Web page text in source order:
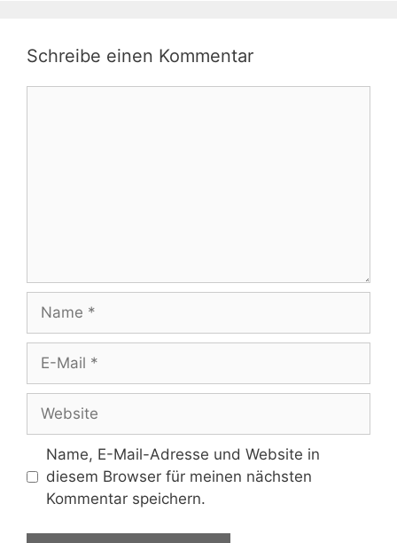
Schreibe einen Kommentar
Name
Website
Name, E-Mail-Adresse und Website in
diesem Browser für meinen nächsten
Kommentar speichern.